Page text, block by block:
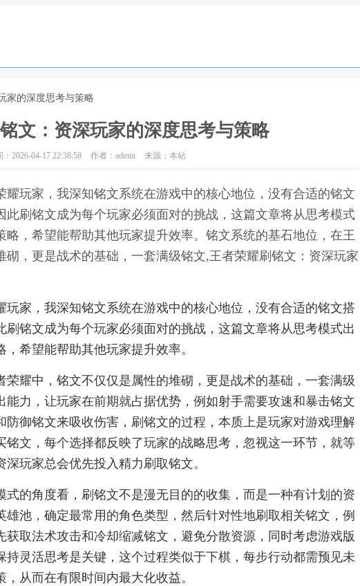
家的深度思考与策略
文：资深玩家的深度思考与策略
：2026-04-17 22:38:58 作者：admin 来源：本站
玩家，我深知铭文系统在游戏中的核心地位，没有合适的铭文
此刷铭文成为每个玩家必须面对的挑战，这篇文章将从思考模式
略，希望能帮助其他玩家提升效率。铭文系统的基石地位，在王
，更是战术的基础，一套满级铭文,王者荣耀刷铭文：资深玩家
玩家，我深知铭文系统在游戏中的核心地位，没有合适的铭文搭
刷铭文成为每个玩家必须面对的挑战，这篇文章将从思考模式出
希望能帮助其他玩家提升效率。
荣耀中，铭文不仅仅是属性的堆砌，更是战术的基础，一套满级
力，让玩家在前期就占据优势，例如射手需要攻速和暴击铭文
防御铭文来吸收伤害，刷铭文的过程，本质上是玩家对游戏理解
铭文，每个选择都反映了玩家的战略思考，忽视这一环节，就等
玩家总会优先投入精力刷取铭文。
式的角度看，刷铭文不是漫无目的的收集，而是一种有计划的资
池，确定最常用的角色类型，然后针对性地刷取相关铭文，例
取法术攻击和冷却缩减铭文，避免分散资源，同时考虑游戏版
灵活思考是关键，这个过程类似于下棋，每步行动都需预见未
从而在有限时间内最大化收益。